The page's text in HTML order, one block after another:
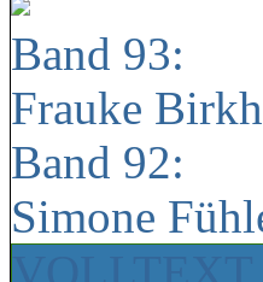
Band 93:
Frauke
Band 92:
Simone